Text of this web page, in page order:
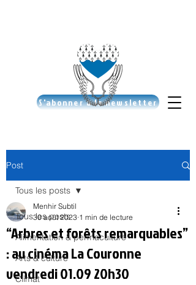
S'abonner à la newsletter
Post
Tous les posts
Alimentation & permaculture
Arts & culture
Climat
Tous les posts
“Arbres et forêts remarquables”
: au cinéma La Couronne
vendredi 01.09 20h30
Menhir Subtil
30 août 2023 1 min de lecture